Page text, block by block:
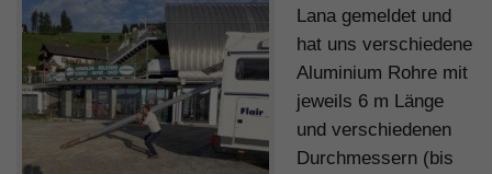
Lana gemeldet und
hat uns verschiedene
Aluminium Rohre mit
jeweils 6 m Länge
und verschiedenen
Durchmessern (bis